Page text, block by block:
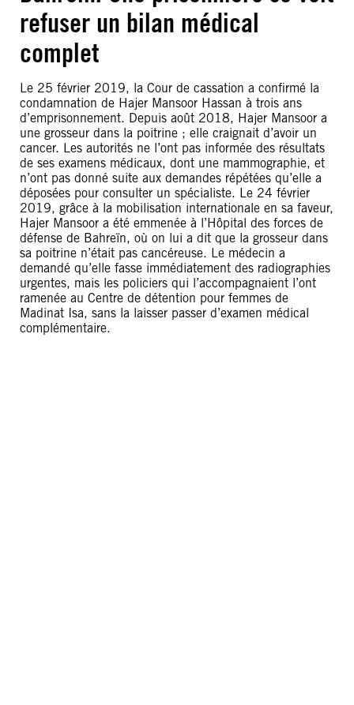
refuser un bilan médical
complet
Le 25 février 2019, la Cour de cassation a confirmé la
condamnation de Hajer Mansoor Hassan à trois ans
d’emprisonnement. Depuis août 2018, Hajer Mansoor a
une grosseur dans la poitrine ; elle craignait d’avoir un
cancer. Les autorités ne l’ont pas informée des résultats
de ses examens médicaux, dont une mammographie, et
n’ont pas donné suite aux demandes répétées qu’elle a
déposées pour consulter un spécialiste. Le 24 février
2019, grâce à la mobilisation internationale en sa faveur,
Hajer Mansoor a été emmenée à l’Hôpital des forces de
défense de Bahreïn, où on lui a dit que la grosseur dans
sa poitrine n’était pas cancéreuse. Le médecin a
demandé qu’elle fasse immédiatement des radiographies
urgentes, mais les policiers qui l’accompagnaient l’ont
ramenée au Centre de détention pour femmes de
Madinat Isa, sans la laisser passer d’examen médical
complémentaire.